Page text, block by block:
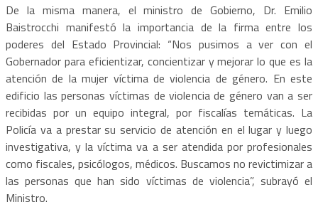
De la misma manera, el ministro de Gobierno, Dr. Emilio
Baistrocchi manifestó la importancia de la firma entre los
poderes del Estado Provincial: “Nos pusimos a ver con el
Gobernador para eficientizar, concientizar y mejorar lo que es la
atención de la mujer víctima de violencia de género. En este
edificio las personas víctimas de violencia de género van a ser
recibidas por un equipo integral, por fiscalías temáticas. La
Policía va a prestar su servicio de atención en el lugar y luego
investigativa, y la víctima va a ser atendida por profesionales
como fiscales, psicólogos, médicos. Buscamos no revictimizar a
las personas que han sido víctimas de violencia”, subrayó el
Ministro.